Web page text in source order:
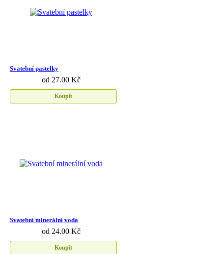
Svatební pastelky
od 27.00 Kč
Koupit
Svatební minerální voda
od 24.00 Kč
Koupit